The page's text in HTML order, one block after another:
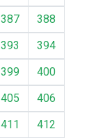
387
388
393
394
399
400
405
406
411 412